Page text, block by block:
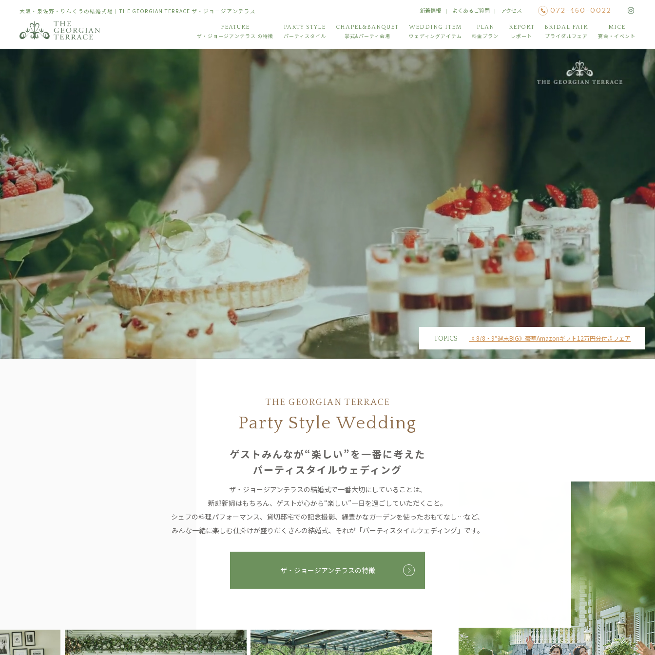
大阪・泉佐野・りんくうの結婚式場｜THE GEORGIAN TERRACE ザ・ジョージアンテラス
FEATURE
ザ・ジョージアンテラス の特徴
PARTY STYLE
パーティスタイル
CHAPEL&BANQUET
挙式&パーティ会場
WEDDING ITEM
ウェディングアイテム
PLAN
料金プラン
REPORT
レポート
BRIDAL FAIR
ブライダルフェア
MICE
宴会・イベント
新着情報 よくあるご質問 アクセス 072-460-0022
TOPICS 《 8/8・9*週末BIG》豪華Amazonギフト12万円分付きフェア
THE GEORGIAN TERRACE
Party Style Wedding
ゲストみんなが“楽しい”を一番に考えた
パーティスタイルウェディング
ザ・ジョージアンテラスの結婚式で一番大切にしていることは、
新郎新婦はもちろん、 ゲストが心から“楽しい”一日を過ごしていただくこと。
シェフの料理パフォーマンス、貸切邸宅での記念撮影、 緑豊かなガーデンを使ったおもてなし…など、
みんな一緒に楽しむ仕掛けが盛りだくさんの結婚式、 それが「パーティスタイルウェディング」です。
ザ・ジョージアンテラスの特徴